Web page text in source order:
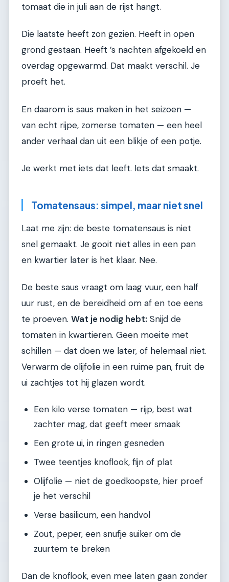
tomaat die in juli aan de rijst hangt.
Die laatste heeft zon gezien. Heeft in open
grond gestaan. Heeft ’s nachten afgekoeld en
overdag opgewarmd. Dat maakt verschil. Je
proeft het.
En daarom is saus maken in het seizoen —
van echt rijpe, zomerse tomaten — een heel
ander verhaal dan uit een blikje of een potje.
Je werkt met iets dat leeft. Iets dat smaakt.
Tomatensaus: simpel, maar niet snel
Laat me zijn: de beste tomatensaus is niet
snel gemaakt. Je gooit niet alles in een pan
en kwartier later is het klaar. Nee.
De beste saus vraagt om laag vuur, een half
uur rust, en de bereidheid om af en toe eens
te proeven. Wat je nodig hebt: Snijd de
tomaten in kwartieren. Geen moeite met
schillen — dat doen we later, of helemaal niet.
Verwarm de olijfolie in een ruime pan, fruit de
ui zachtjes tot hij glazen wordt.
Een kilo verse tomaten — rijp, best wat
zachter mag, dat geeft meer smaak
Een grote ui, in ringen gesneden
Twee teentjes knoflook, fijn of plat
Olijfolie — niet de goedkoopste, hier proef
je het verschil
Verse basilicum, een handvol
Zout, peper, een snufje suiker om de
zuurtem te breken
Dan de knoflook, even mee laten gaan zonder